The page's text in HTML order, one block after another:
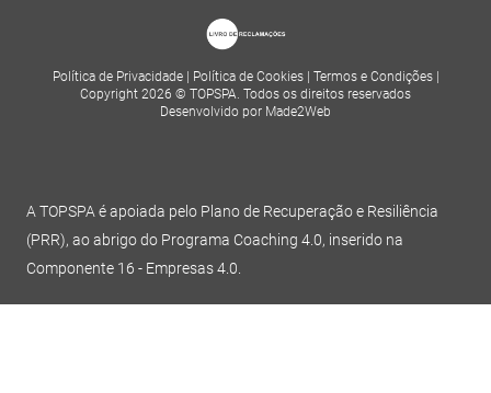
Política de Privacidade Política de Cookies Termos e Condições
Copyright 2026 © TOPSPA. Todos os direitos reservados
Desenvolvido por Made2Web
A TOPSPA é apoiada pelo Plano de Recuperação e Resiliência
(PRR), ao abrigo do Programa Coaching 4.0, inserido na
Componente 16 - Empresas 4.0.